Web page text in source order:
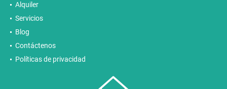
Alquiler
Servicios
Blog
Contáctenos
Políticas de privacidad